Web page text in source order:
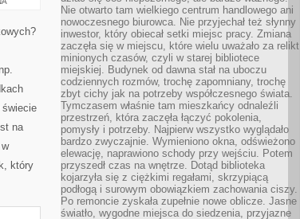
na
który
Nie otwarto tam wielkiego centrum handlowego ani
nowoczesnego biurowca. Nie przyjechał też słynny
inwestor, który obiecał setki miejsc pracy. Zmiana
zaczęła się w miejscu, które wielu uważało za relikt
minionych czasów, czyli w starej bibliotece
miejskiej. Budynek od dawna stał na uboczu
codziennych rozmów, trochę zapomniany, trochę
zbyt cichy jak na potrzeby współczesnego świata.
Tymczasem właśnie tam mieszkańcy odnaleźli
przestrzeń, która zaczęła łączyć pokolenia,
pomysły i potrzeby. Najpierw wszystko wyglądało
bardzo zwyczajnie. Wymieniono okna, odświeżono
elewację, naprawiono schody przy wejściu. Potem
przyszedł czas na wnętrze. Dotąd biblioteka
kojarzyła się z ciężkimi regałami, skrzypiącą
podłogą i surowym obowiązkiem zachowania ciszy.
Po remoncie zyskała zupełnie nowe oblicze. Jasne
światło, wygodne miejsca do siedzenia, przyjazne